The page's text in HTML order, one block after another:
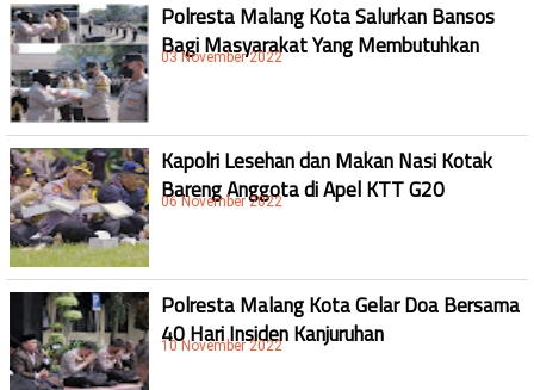
Polresta Malang Kota Salurkan Bansos
Bagi Masyarakat Yang Membutuhkan
03 November 2022
Kapolri Lesehan dan Makan Nasi Kotak
Bareng Anggota di Apel KTT G20
06 November 2022
Polresta Malang Kota Gelar Doa Bersama
40 Hari Insiden Kanjuruhan
10 November 2022